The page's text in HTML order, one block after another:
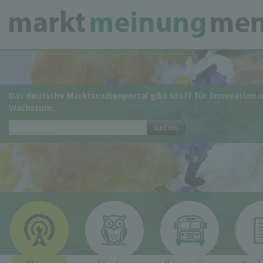
Das deutsche Marktstudienportal gibt Stoff für Innovation
Wachstum.